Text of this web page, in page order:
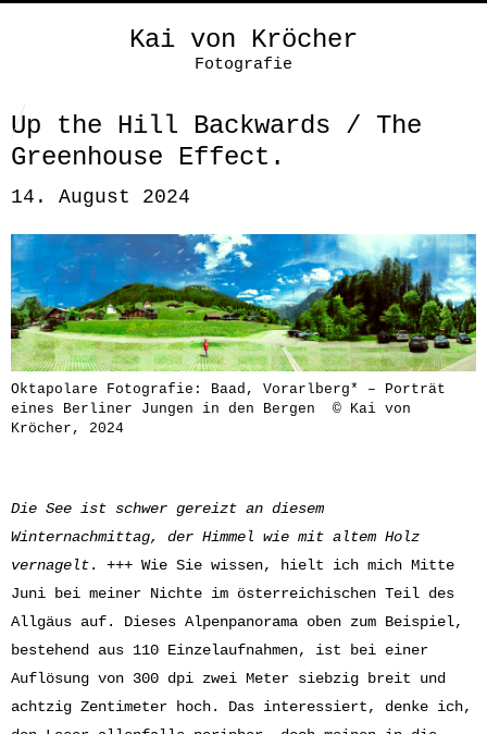
Kai von Kröcher
Fotografie
Up the Hill Backwards / The
Greenhouse Effect.
14. August 2024
Oktapolare Fotografie: Baad, Vorarlberg* – Porträt
eines Berliner Jungen in den Bergen © Kai von
Kröcher, 2024
Die See ist schwer gereizt an diesem
Winternachmittag, der Himmel wie mit altem Holz
vernagelt. +++ Wie Sie wissen, hielt ich mich Mitte
Juni bei meiner Nichte im österreichischen Teil des
Allgäus auf. Dieses Alpenpanorama oben zum Beispiel,
bestehend aus 110 Einzelaufnahmen, ist bei einer
Auflösung von 300 dpi zwei Meter siebzig breit und
achtzig Zentimeter hoch. Das interessiert, denke ich,